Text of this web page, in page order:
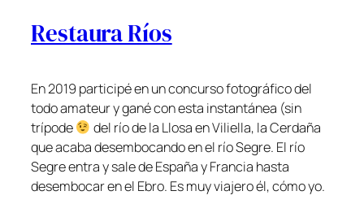
Restaura Ríos
En 2019 participé en un concurso fotográfico del
todo amateur y gané con esta instantánea (sin
trípode
del río de la Llosa en Viliella, la Cerdaña
que acaba desembocando en el río Segre. El río
Segre entra y sale de España y Francia hasta
desembocar en el Ebro. Es muy viajero él, cómo yo.